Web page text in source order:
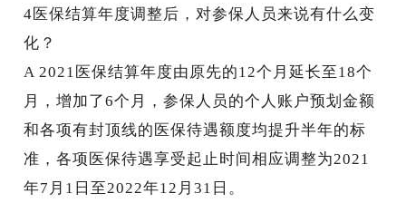
4医保结算年度调整后，对参保人员来说有什么变
化？
A2021医保结算年度由原先的12个月延长至18个
月，增加了6个月 ，参保人员的个人账户预划金额
和各项有封顶线的医保待遇额度均提升半年的标
准，各项医保待遇享受起止时间相应调整为2021
年7月1日至2022年12月31日。